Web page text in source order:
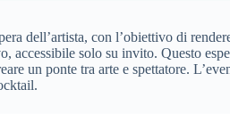
dell’artista, con l’obiettivo di
accessibile solo su invito. Questo
un ponte tra arte e spettatore.